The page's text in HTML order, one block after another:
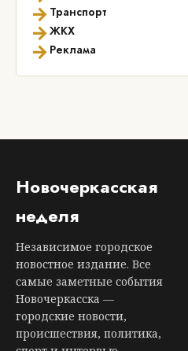
→ Транспорт
→ЖКХ
→ Реклама
Новочеркасская
неделя
Независимое городское
новостное издание. Все
самые заметные события
Новочеркасска —
городские новости,
происшествия, политика,